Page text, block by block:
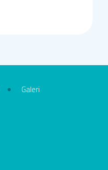
Galeri